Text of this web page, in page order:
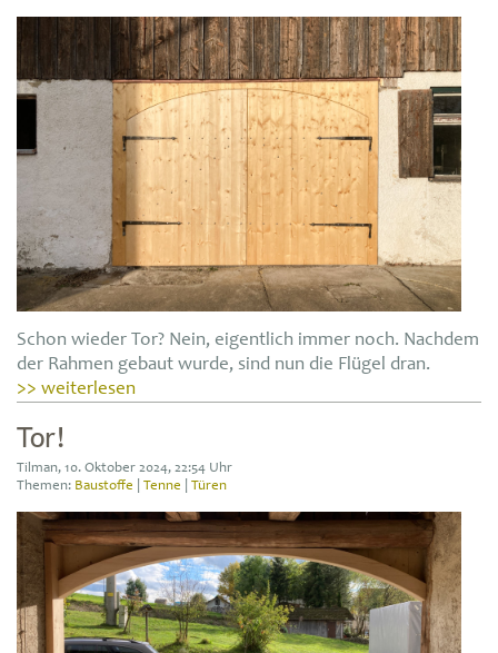
Schon wieder Tor? Nein, eigentlich immer noch. Nachdem
der Rahmen gebaut wurde, sind nun die Flügel dran.
>> weiterlesen
Tor!
Tilman, 10. Oktober 2024, 22:54 Uhr
Themen: Baustoffe Tenne Türen